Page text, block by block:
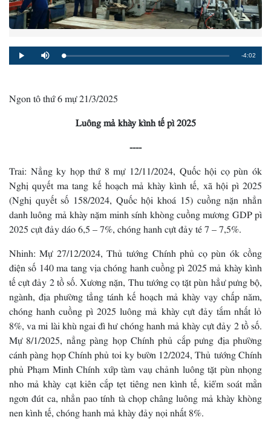
Play Mute Loaded:
0%
Progress:
0%
Remaining
-4:02
Ngon tô thứ 6 mự 21/3/2025
Luông mả khày kình tế pì 2025
----
Trai: Nẳng ky họp thứ 8 mự 12/11/2024, Quốc hội cọ pùn ók
Nghị quyết ma tang kế hoạch mả khày kình tế, xã hội pì 2025
(Nghị quyết số 158/2024, Quốc hội khoá 15) cuồng nặn nhẳn
danh luông mả khày nặm minh sính khòng cuồng mương GDP pì
2025 cựt đảy dáo 6,5 – 7%, chóng hanh cựt đảy té 7 – 7,5%.
Nhinh: Mự 27/12/2024, Thủ tướng Chính phủ cọ pùn ók cồng
điện số 140 ma tang vịa chóng hanh cuồng pì 2025 mả khày kình
tế cựt đảy 2 tồ số. Xương nặn, Thu tướng cọ tặt pùn hẳư pưng bộ,
ngành, địa phường tẳng tánh kế hoạch mả khày vạy chấp năm,
chóng hanh cuồng pì 2025 luông mả khày cựt đảy tắm nhất lỏ
8%, va mi lài khù ngai đì hư chóng hanh mả khày cựt đảy 2 tồ số.
Mự 8/1/2025, nẳng pàng họp Chính phủ cắp pưng địa phường
cánh pàng họp Chính phủ toi ky bườn 12/2024, Thủ tướng Chính
phủ Phạm Minh Chính xứp tàm vaụ chảnh luông tặt pùn nhọng
nho mả khày cạt kiên cắp tẹt tiêng nen kình tế, kiểm soát mằn
ngơn đút ca, nhẳn pao tính tà chọp châng luông mả khày khòng
nen kình tế, chóng hanh mả khày đảy nọi nhất 8%.